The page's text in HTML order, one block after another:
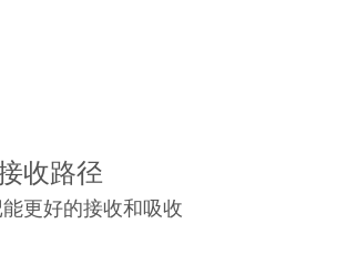
收路径
能更好的接收和吸收